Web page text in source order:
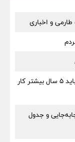
و اخباری
شرط جدید بازنشستگی اجرایی شد؛ این افراد باید ۵ سال بیشتر کار
و جدول